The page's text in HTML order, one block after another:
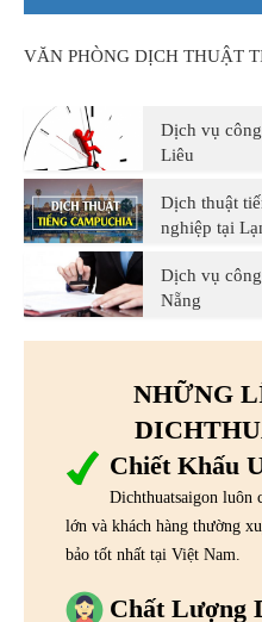
VĂN PHÒNG DỊCH THUẬT
Dịch vụ
Liêu
Dịch thuật
nghiệp tại
Dịch vụ
Nẵng
NHỮNG
Chiết Khấu
Dichthuatsaigon luôn
lớn và khách hàng thường
bảo tốt nhất tại Việt Nam.
Chất Lượng